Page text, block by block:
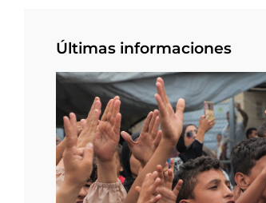
Últimas informaciones